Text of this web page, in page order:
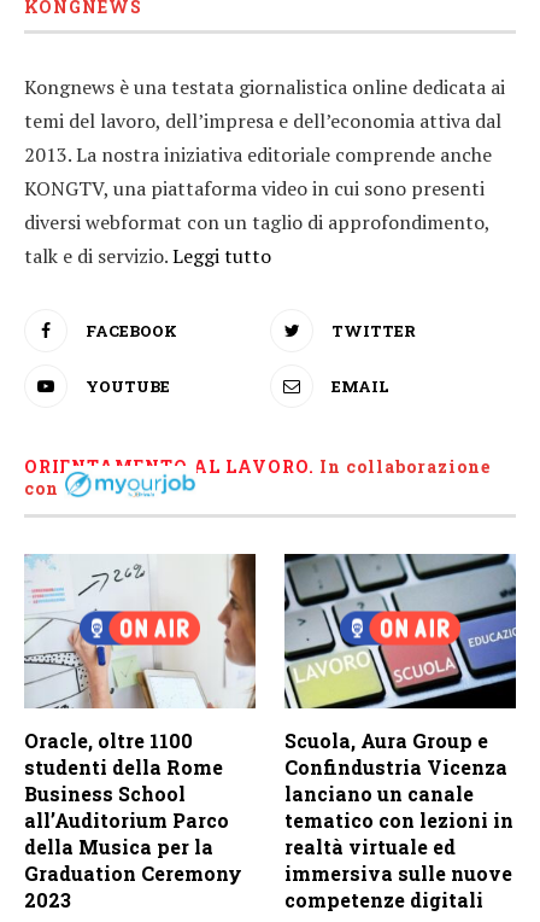
KONGNEWS
Kongnews è una testata giornalistica online dedicata ai
temi del lavoro, dell’impresa e dell’economia attiva dal
2013. La nostra iniziativa editoriale comprende anche
KONGTV, una piattaforma video in cui sono presenti
diversi webformat con un taglio di approfondimento,
talk e di servizio.Leggi tutto
FACEBOOK TWITTER
YOUTUBE EMAIL
ORIENTAMENTO AL LAVORO. In collaborazione
con
Oracle, oltre 1100
studenti della Rome
Business School
all’Auditorium Parco
della Musica per la
Graduation Ceremony
2023
Scuola, Aura Group e
Confindustria Vicenza
lanciano un canale
tematico con lezioni in
realtà virtuale ed
immersiva sulle nuove
competenze digitali